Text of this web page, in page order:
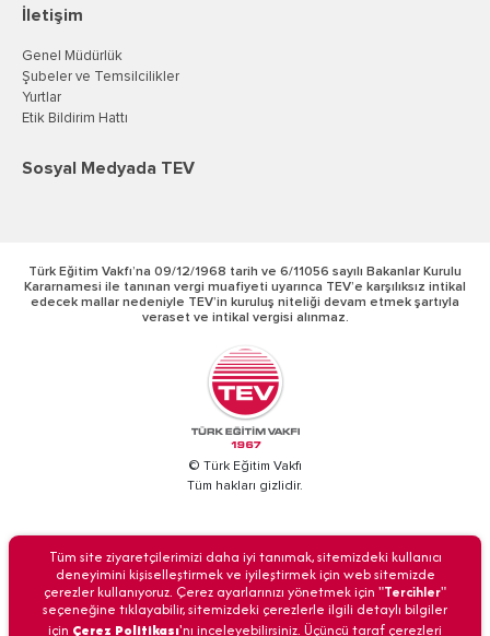
İletişim
Genel Müdürlük
Şubeler ve Temsilcilikler
Yurtlar
Etik Bildirim Hattı
Sosyal Medyada TEV
Türk Eğitim Vakfı’na 09/12/1968 tarih ve 6/11056 sayılı Bakanlar Kurulu
Kararnamesi ile tanınan vergi muafiyeti uyarınca TEV’e karşılıksız intikal
edecek mallar nedeniyle TEV’in kuruluş niteliği devam etmek şartıyla
veraset ve intikal vergisi alınmaz.
© Türk Eğitim Vakfı
Tüm hakları gizlidir.
BİZİ ARAYIN
Tüm site ziyaretçilerimizi daha iyi tanımak, sitemizdeki kullanıcı
deneyimini kişiselleştirmek ve iyileştirmek için web sitemizde
çerezler kullanıyoruz. Çerez ayarlarınızı yönetmek için "Tercihler"
seçeneğine tıklayabilir, sitemizdeki çerezlerle ilgili detaylı bilgiler
için Çerez Politikası'nı inceleyebilirsiniz. Üçüncü taraf çerezleri